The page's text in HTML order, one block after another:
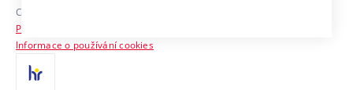
Sociální bezpečí
HR Award
Kontakty
Copyright © 2026 VUT
Prohlášení o přístupnosti
Informace o používání cookies